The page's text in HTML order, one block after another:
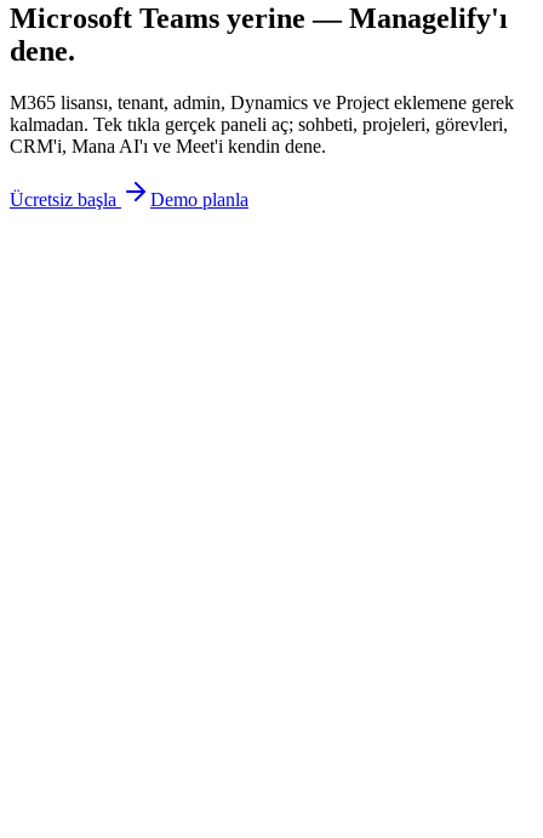
Microsoft Teams yerine — Managelify'ı
dene.
M365 lisansı, tenant, admin, Dynamics ve Project eklemene gerek
kalmadan. Tek tıkla gerçek paneli aç; sohbeti, projeleri, görevleri,
CRM'i, Mana AI'ı ve Meet'i kendin dene.
Ücretsiz başla Demo planla